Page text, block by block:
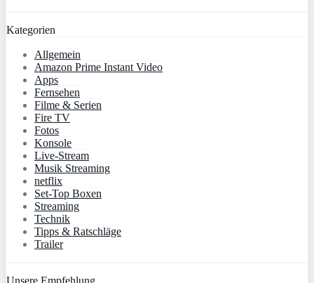
Kategorien
Allgemein
Amazon Prime Instant Video
Apps
Fernsehen
Filme & Serien
Fire TV
Fotos
Konsole
Live-Stream
Musik Streaming
netflix
Set-Top Boxen
Streaming
Technik
Tipps & Ratschläge
Trailer
Unsere Empfehlung